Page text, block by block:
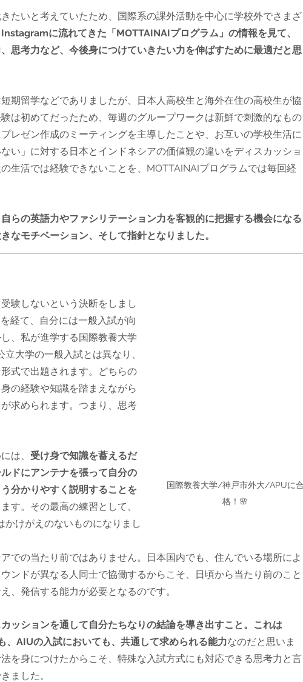
たいと考えていたため、国際系の課外活動を中心に学校外でさまざ
Instagramに流れてきた「MOTTAINAIプログラム」の情報を見て、
思考力など、今後身につけていきたい力を伸ばすために最適だと思
期留学などでありましたが、日本人高校生と海外在住の高校生が協
は初めてだったため、毎週のグループワークは新鮮で刺激的なもの
レゼン作成のミーティングを主導したことや、お互いの学校生活に
い」に対する日本とインドネシアの価値観の違いをディスカッショ
生活では経験できないことを、MOTTAINAIプログラムでは毎回経
らの英語力やファシリテーション力を客観的に把握する機会になる
なモチベーション、そして指針となりました。
国際教養大学/神戸市外大/APUに合
格！🌸
験しないという決断をしまし
経て、自分には一般入試が向
、私が進学する国際教養大学
大学の一般入試とは異なり、
式で出題されます。どちらの
の経験や知識を踏まえながら
求められます。つまり、思考
は、 受け身で知識を蓄えるだ
ドにアンテナを張って自分の
分かりやすく説明することを
す。その最高の練習として、
かけがえのないものになりまし
での当たり前ではありません。日本国内でも、住んでいる場所によ
ンドが異なる人同士で協働するからこそ、日頃から当たり前のこと
、発信する能力が必要となるのです。
ッションを通して自分たちなりの結論を導き出すこと。これは
、AIUの入試においても、共通して求められる能力なのだと思いま
を身につけたからこそ、特殊な入試方式にも対応できる思考力と言
ました。